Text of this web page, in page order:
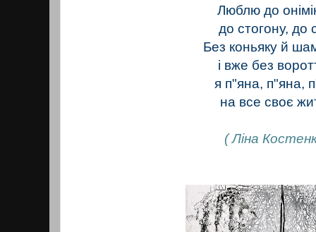
Люблю до
до стогону, до
Без коньяку й
і вже без
я п"яна, п"яна,
на все своє
( Ліна